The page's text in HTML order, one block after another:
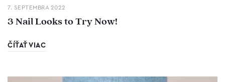
7. SEPTEMBRA 2022
3 Nail Looks to Try Now!
ČÍŤAŤ VIAC